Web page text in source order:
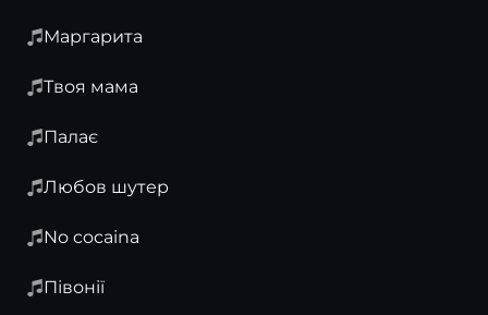
Маргарита
Твоя мама
Палає
Любов шутер
No cocaina
Півонії